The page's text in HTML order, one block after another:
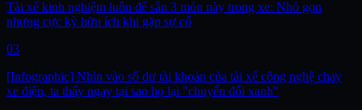
Tài xế kinh nghiệm luôn để sẵn 3 món này trong xe: Nhỏ gọn
nhưng cực kỳ hữu ích khi gặp sự cố
03
[Infographic] Nhìn vào số dư tài khoản của tài xế công nghệ chạy
xe điện, ta thấy ngay tại sao họ lại "chuyển đổi xanh"